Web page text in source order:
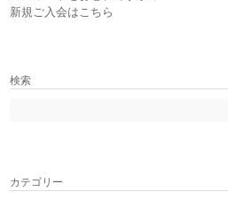
新規ご入会はこちら
検索
カテゴリー